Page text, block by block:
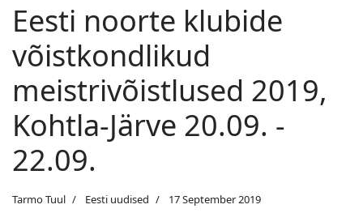
Eesti noorte klubide
võistkondlikud
meistrivõistlused 2019,
Kohtla-Järve 20.09. -
22.09.
Tarmo Tuul Eesti uudised 17 September 2019